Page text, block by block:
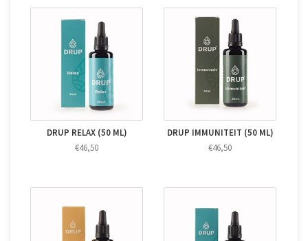
DRUP RELAX (50 ML)
€46,50
DRUP IMMUNITEIT (50 ML)
€46,50